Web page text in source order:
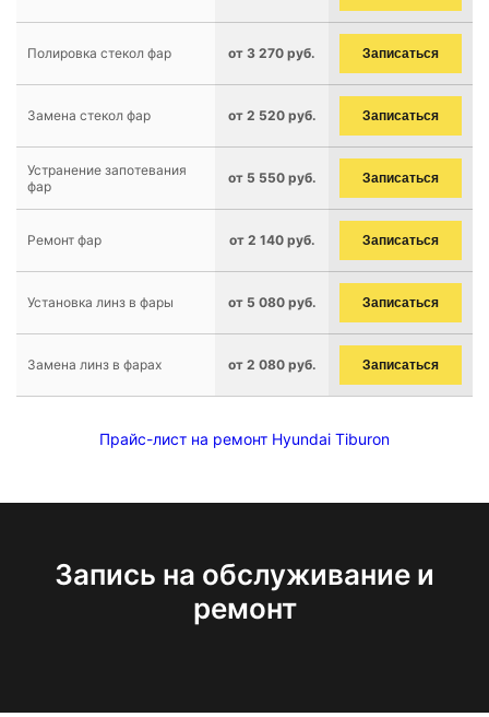
Полировка стекол фар от 3 270 руб. Записаться
Замена стекол фар от 2 520 руб. Записаться
Устранение запотевания
фар
от 5 550 руб. Записаться
Ремонт фар от 2 140 руб. Записаться
Установка линз в фары от 5 080 руб. Записаться
Замена линз в фарах от 2 080 руб. Записаться
Прайс-лист на ремонт Hyundai Tiburon
Запись на обслуживание и
ремонт